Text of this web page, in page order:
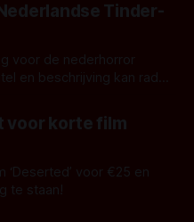
Tinder-
voor de nederhorror
en beschrijving kan raden
voor korte film
voor €25 en
te staan!